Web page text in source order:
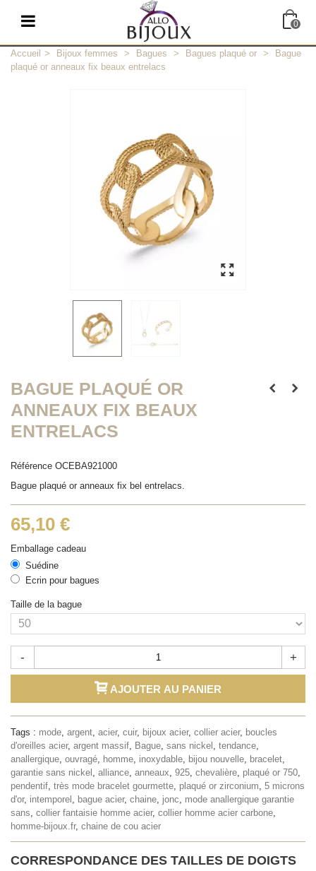
0
Accueil > Bijoux femmes > Bagues > Bagues plaqué or >
Bague
plaqué or anneaux fix beaux entrelacs
BAGUE PLAQUÉ OR
ANNEAUX FIX BEAUX
ENTRELACS
Référence OCEBA921000
Bague plaqué or anneaux fix bel entrelacs.
65,10 €
Emballage cadeau
Suédine
Ecrin pour bagues
Taille de la bague
- +
AJOUTER AU PANIER
Tags : mode argent acier, cuir, bijoux acier, collier acier, boucles
d'oreilles acier, argent massif Bague sans nickel tendance
anallergique ouvragé homme inoxydable bijou nouvelle bracelet
garantie sans nickel alliance anneaux 925 chevalière plaqué or 750
pendentif très mode bracelet gourmette plaqué or zirconium 5 microns
d'or, intemporel bague acier, chaine jonc
mode anallergique garantie
sans collier fantaisie homme acier, collier homme acier carbone
homme-bijoux.fr, chaine de cou acier
CORRESPONDANCE DES TAILLES DE DOIGTS